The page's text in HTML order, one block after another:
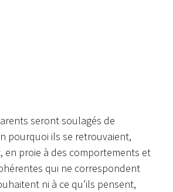
seront soulagés de
pourquoi ils se retrouvaient,
en proie à des comportements et
qui ne correspondent
ni à ce qu’ils pensent,